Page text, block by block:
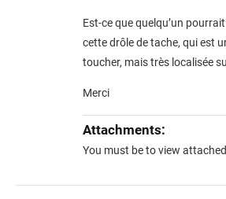
Est-ce que quelqu’un
cette drôle de tache, qui est
toucher, mais très localisée
Merci
Attachments:
You must beto view